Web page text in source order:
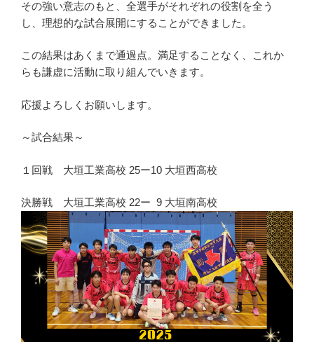
その強い意志のもと、全選手がそれぞれの役割を全う
し、理想的な試合展開にすることができました。
この結果はあくまで通過点。満足することなく、これか
らも謙虚に活動に取り組んでいきます。
応援よろしくお願いします。
～試合結果～
１回戦 大垣工業高校 25ー10 大垣西高校
決勝戦 大垣工業高校 22ー 9 大垣南高校